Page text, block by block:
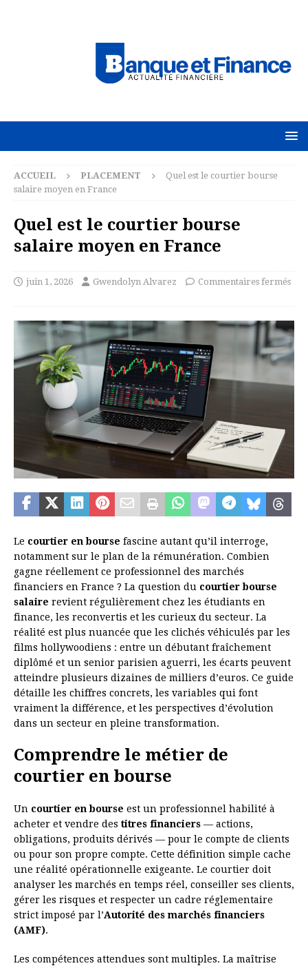
ACCUEIL PLACEMENT
Quel est le courtier bourse
salaire moyen en France
Quel est le courtier bourse
salaire moyen en France
juin 1, 2026 Gwendolyn Alvarez Commentaires fermés
Le courtier en bourse fascine autant qu’il interroge,
notamment sur le plan de la rémunération. Combien
gagne réellement ce professionnel des marchés
financiers en France ? La question du courtier bourse
salaire revient régulièrement chez les étudiants en
finance, les reconvertis et les curieux du secteur. La
réalité est plus nuancée que les clichés véhiculés par les
films hollywoodiens : entre un débutant fraîchement
diplômé et un senior parisien aguerri, les écarts peuvent
atteindre plusieurs dizaines de milliers d’euros. Ce guide
détaille les chiffres concrets, les variables qui font
vraiment la différence, et les perspectives d’évolution
dans un secteur en pleine transformation.
Comprendre le métier de
courtier en bourse
Un courtier en bourse est un professionnel habilité à
acheter et vendre des titres financiers — actions,
obligations, produits dérivés — pour le compte de clients
ou pour son propre compte. Cette définition simple cache
une réalité opérationnelle exigeante. Le courtier doit
analyser les marchés en temps réel, conseiller ses clients,
gérer les risques et respecter un cadre réglementaire
strict imposé par l’Autorité des marchés financiers
(AMF).
Les compétences attendues sont multiples. La maîtrise